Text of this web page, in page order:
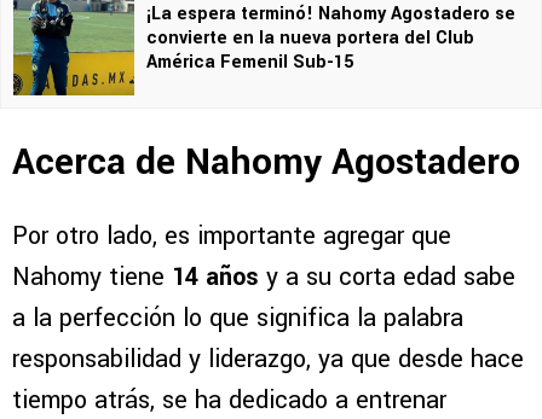
¡La espera terminó! Nahomy Agostadero se
convierte en la nueva portera del Club
América Femenil Sub-15
Acerca de Nahomy Agostadero
Por otro lado, es importante agregar que
Nahomy tiene 14 años y a su corta edad sabe
a la perfección lo que significa la palabra
responsabilidad y liderazgo, ya que desde hace
tiempo atrás, se ha dedicado a entrenar